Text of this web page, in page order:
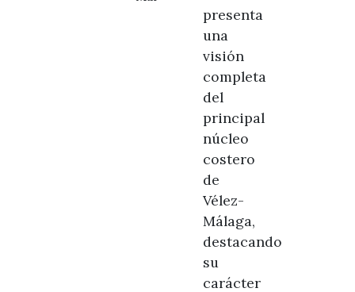
presenta
una
visión
completa
del
principal
núcleo
costero
de
Vélez-
Málaga,
destacando
su
carácter